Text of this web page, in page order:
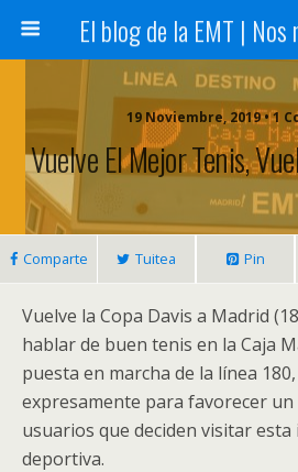
19 Noviembre, 2019 • 1
Vuelve El Mejor Tenis,
Comparte Tuitea Pin
Vuelve la Copa Davis a Madrid
hablar de buen tenis en la Caja
puesta en marcha de la línea
expresamente para favorecer un
usuarios que deciden visitar esta
deportiva.